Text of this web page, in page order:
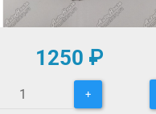
1250 ₽
+